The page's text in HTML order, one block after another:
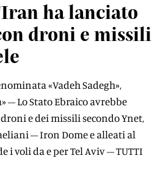
ha lanciato
droni e missili
«Vadeh Sadegh»,
– Lo Stato Ebraico avrebbe
e dei missili secondo Ynet,
– Iron Dome e alleati al
i voli da e per Tel Aviv – TUTTI